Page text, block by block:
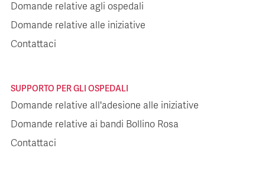
Domande relative agli ospedali
Domande relative alle iniziative
Contattaci
SUPPORTO PER GLI OSPEDALI
Domande relative all'adesione alle iniziative
Domande relative ai bandi Bollino Rosa
Contattaci